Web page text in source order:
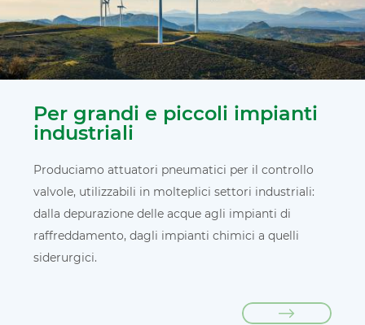
Per grandi e piccoli impianti
industriali
Produciamo attuatori pneumatici per il controllo
valvole, utilizzabili in molteplici settori industriali:
dalla depurazione delle acque agli impianti di
raffreddamento, dagli impianti chimici a quelli
siderurgici.